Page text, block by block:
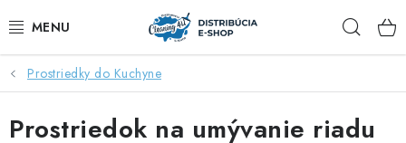
na
ZĽAVY AŽ DO -40%
COCCOLATEVI®️🇮🇹💙
Prostriedky do Kuchyne
Prostriedok na umývanie riadu